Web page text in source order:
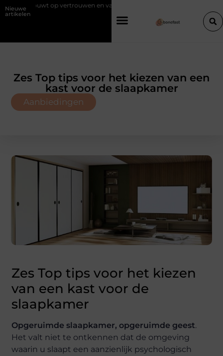
Nieuwe
artikelen
en vakmanschap Een vochtbestrijdingsbedrijf inschakelen
Zes Top tips voor het kiezen van een
kast voor de slaapkamer
Aanbiedingen
Zes Top tips voor het kiezen
van een kast voor de
slaapkamer
Opgeruimde slaapkamer, opgeruimde geest.
Het valt niet te ontkennen dat de omgeving
waarin u slaapt een aanzienlijk psychologisch